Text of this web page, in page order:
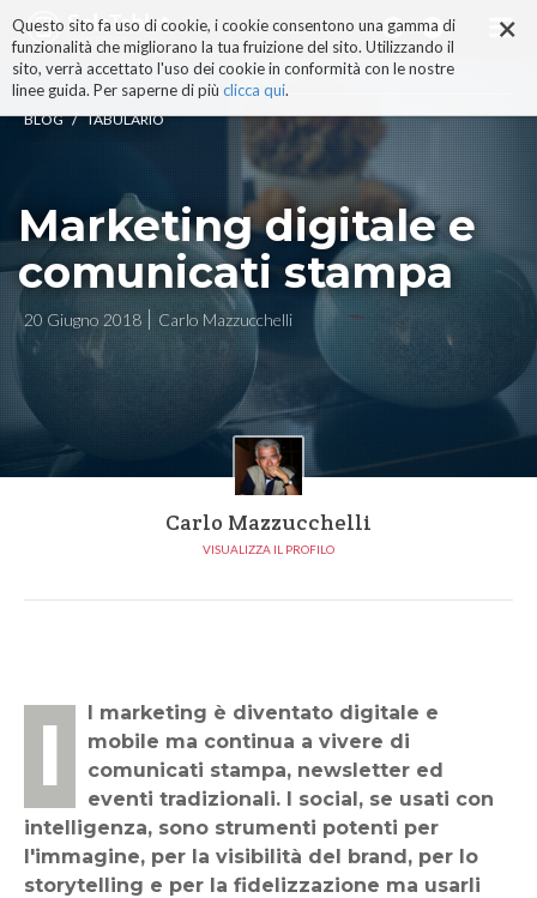
×
Questo sito fa uso di cookie, i cookie consentono una gamma di
funzionalità che migliorano la tua fruizione del sito. Utilizzando il
sito, verrà accettato l'uso dei cookie in conformità con le nostre
linee guida. Per saperne di più clicca qui.
ai
contenuti.
|
navigazione
BLOG / TABULARIO
Marketing digitale e
comunicati stampa
20 Giugno 2018 Carlo Mazzucchelli
Carlo Mazzucchelli
VISUALIZZA IL PROFILO
Il marketing è diventato digitale e
mobile ma continua a vivere di
comunicati stampa, newsletter ed
eventi tradizionali. I social, se usati con
intelligenza, sono strumenti potenti per
l'immagine, per la visibilità del brand, per lo
storytelling e per la fidelizzazione ma usarli